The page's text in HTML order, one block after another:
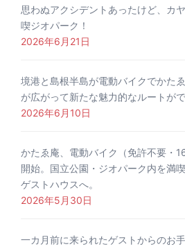
思わぬアクシデントあったけど、カ
喫ジオパーク！
2026年6月21日
境港と島根半島が電動バイクでかた
が広がって新たな魅力的なルートがで
2026年6月10日
かたゑ庵、電動バイク（免許不要・
開始。国立公園・ジオパーク内を満
ゲストハウスへ。
2026年5月30日
一カ月前に来られたゲストからのお